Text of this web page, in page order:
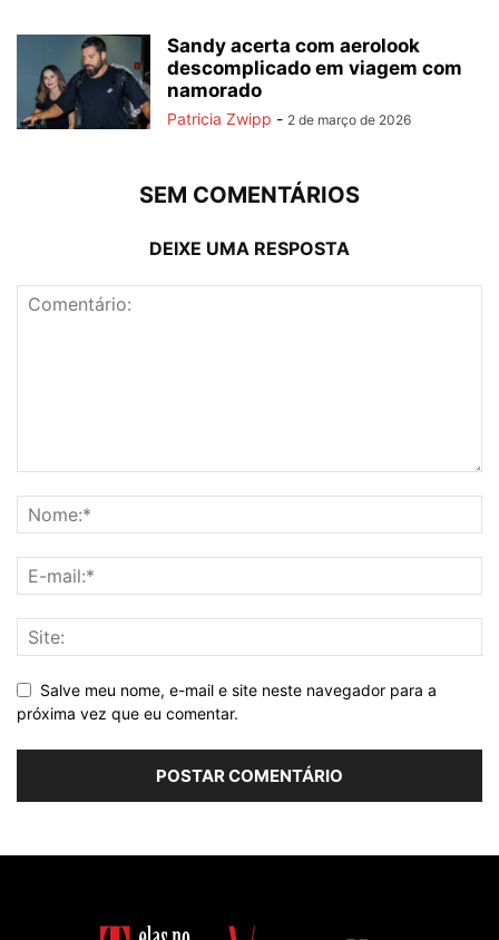
Sandy acerta com aerolook
descomplicado em viagem com
namorado
Patricia Zwipp - 2 de março de 2026
SEM COMENTÁRIOS
DEIXE UMA RESPOSTA
Salve meu nome, e-mail e site neste navegador para a
próxima vez que eu comentar.